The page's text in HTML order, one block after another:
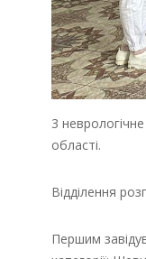
3
області.
Відділення
Першим